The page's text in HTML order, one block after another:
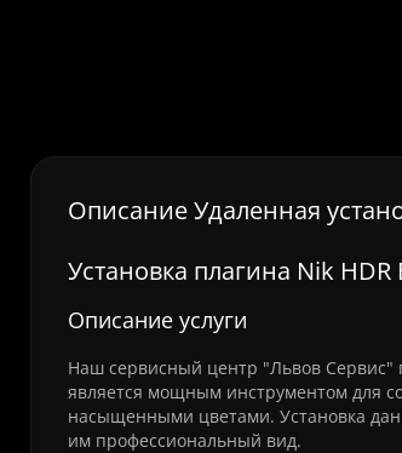
Описание Удаленная
Установка плагина Nik
Описание услуги
Наш сервисный центр "Львов Сервис"
является мощным инструментом для
насыщенными цветами. Установка
им профессиональный вид.